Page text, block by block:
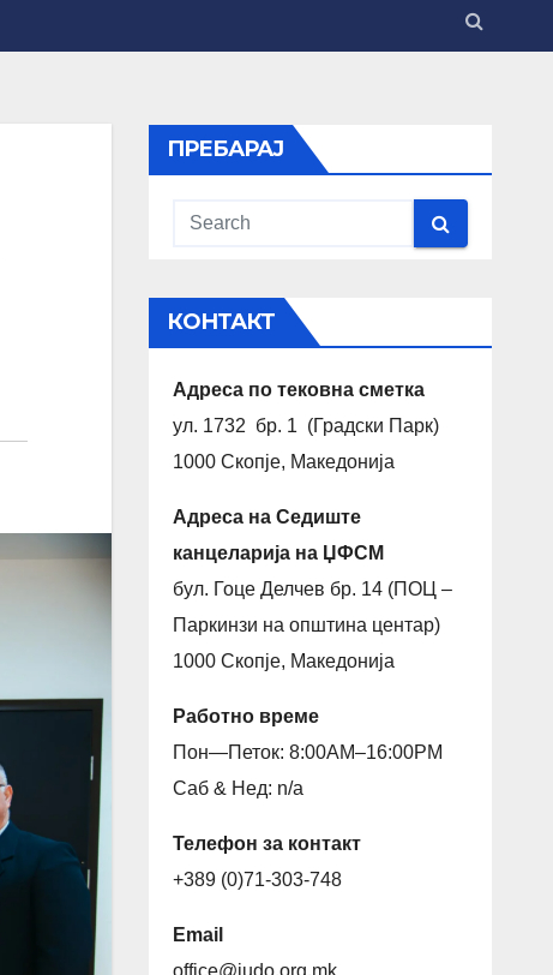
ПРЕБАРАЈ
КОНТАКТ
Адреса по тековна сметка
ул. 1732 бр. 1 (Градски Парк)
1000 Скопје, Македонија
Адреса на Седиште
канцеларија на ЏФСМ
бул. Гоце Делчев бр. 14 (ПОЦ –
Паркинзи на општина центар)
1000 Скопје, Македонија
Работно време
Пон—Петок: 8:00AM–16:00PM
Саб & Нед: n/a
Телефон за контакт
+389 (0)71-303-748
Email
office@judo.org.mk